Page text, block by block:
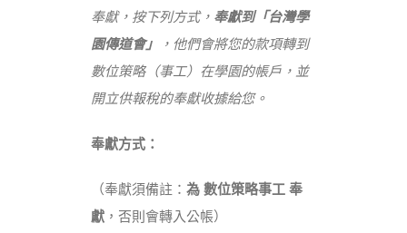
奉獻，按下列方式， 奉獻到「台灣學
園傳道會」
，他們會將您的款項轉到
數位策略（事工）在學園的帳戶，並
開立供報稅的奉獻收據給您。
奉獻方式 ：
（奉獻須備註： 為 數位策略事工 奉
獻 ，否則會轉入公帳）